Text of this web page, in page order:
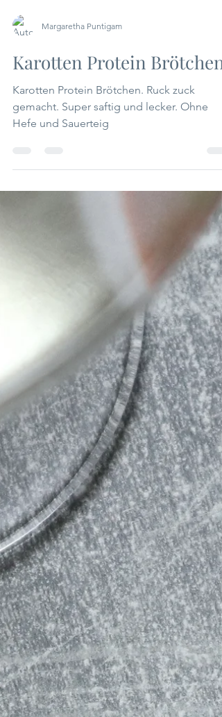
Karotten Protein Brötchen
Karotten Protein Brötchen. Ruck zuck
gemacht. Super saftig und lecker. Ohne